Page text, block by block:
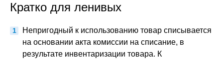
Кратко для ленивых
Непригодный к использованию товар списывается
на основании акта комиссии на списание, в
результате инвентаризации товара. К